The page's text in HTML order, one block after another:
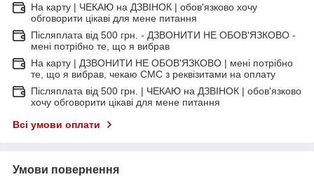
На карту | ЧЕКАЮ на ДЗВІНОК | обов'язково хочу
обговорити цікаві для мене питання
Післяплата від 500 грн. - ДЗВОНИТИ НЕ ОБОВ'ЯЗКОВО -
мені потрібно те, що я вибрав
На карту | ДЗВОНИТИ НЕ ОБОВ'ЯЗКОВО | мені потрібно
те, що я вибрав, чекаю СМС з реквізитами на оплату
Післяплата від 500 грн. | ЧЕКАЮ на ДЗВІНОК | обов'язково
хочу обговорити цікаві для мене питання
Всі умови оплати
Умови повернення